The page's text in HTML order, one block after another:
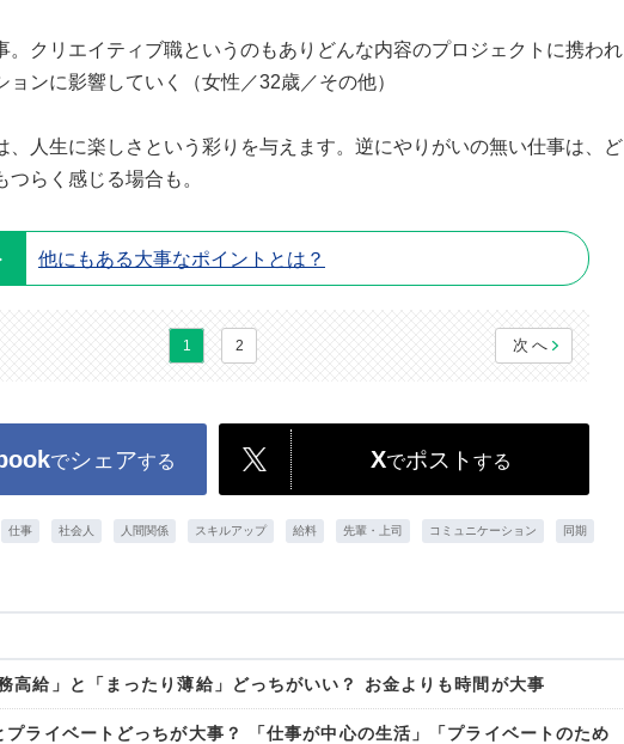
。クリエイティブ職というのもありどんな内容のプロジェクトに携われ
ョンに影響していく（女性／32歳／その他）
、人生に楽しさという彩りを与えます。逆にやりがいの無い仕事は、ど
らく感じる場合も。
他にもある大事なポイントとは？
1 2 次へ
でシェアする Xでポスト する
仕事 社会人 人間関係 スキルアップ 給料 先輩・上司 コミュニケーション 同期
高給」と「まったり薄給」どっちがいい？ お金よりも時間が大事
ライベートどっちが大事？ 「仕事が中心の生活」「プライベートのため